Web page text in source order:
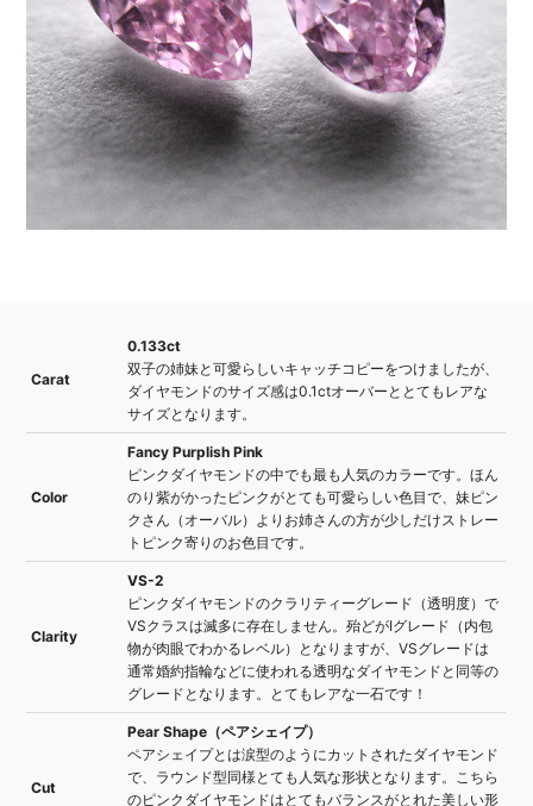
Carat
0.133ct
双子の姉妹と可愛らしいキャッチコピーをつけましたが、
ダイヤモンドのサイズ感は0.1ctオーバーととてもレアな
サイズとなります。
Color
Fancy Purplish Pink
ピンクダイヤモンドの中でも最も人気のカラーです。ほん
のり紫がかったピンクがとても可愛らしい色目で、妹ピン
クさん（オーバル）よりお姉さんの方が少しだけストレー
トピンク寄りのお色目です。
Clarity
VS-2
ピンクダイヤモンドのクラリティーグレード（透明度）で
VSクラスは滅多に存在しません。殆どがIグレード（内包
物が肉眼でわかるレベル）となりますが、VSグレードは
通常婚約指輪などに使われる透明なダイヤモンドと同等の
グレードとなります。とてもレアな一石です！
Cut
Pear Shape（ペアシェイプ）
ペアシェイプとは涙型のようにカットされたダイヤモンド
で、ラウンド型同様とても人気な形状となります。こちら
のピンクダイヤモンドはとてもバランスがとれた美しい形